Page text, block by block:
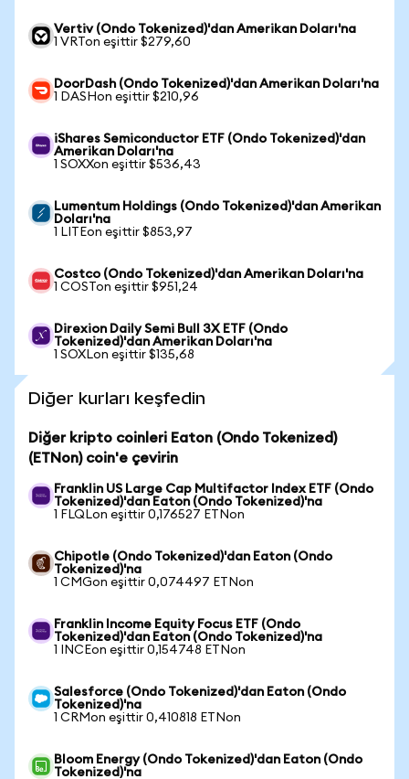
Vertiv (Ondo Tokenized)'dan Amerikan Doları'na
1 VRTon eşittir $279,60
DoorDash (Ondo Tokenized)'dan Amerikan Doları'na
1 DASHon eşittir $210,96
iShares Semiconductor ETF (Ondo Tokenized)'dan
Amerikan Doları'na
1 SOXXon eşittir $536,43
Lumentum Holdings (Ondo Tokenized)'dan Amerikan
Doları'na
1 LITEon eşittir $853,97
Costco (Ondo Tokenized)'dan Amerikan Doları'na
1 COSTon eşittir $951,24
Direxion Daily Semi Bull 3X ETF (Ondo
Tokenized)'dan Amerikan Doları'na
1 SOXLon eşittir $135,68
Diğer kurları keşfedin
Diğer kripto coinleri Eaton (Ondo Tokenized)
(ETNon) coin'e çevirin
Franklin US Large Cap Multifactor Index ETF (Ondo
Tokenized)'dan Eaton (Ondo Tokenized)'na
1 FLQLon eşittir 0,176527 ETNon
Chipotle (Ondo Tokenized)'dan Eaton (Ondo
Tokenized)'na
1 CMGon eşittir 0,074497 ETNon
Franklin Income Equity Focus ETF (Ondo
Tokenized)'dan Eaton (Ondo Tokenized)'na
1 INCEon eşittir 0,154748 ETNon
Salesforce (Ondo Tokenized)'dan Eaton (Ondo
Tokenized)'na
1 CRMon eşittir 0,410818 ETNon
Bloom Energy (Ondo Tokenized)'dan Eaton (Ondo
Tokenized)'na